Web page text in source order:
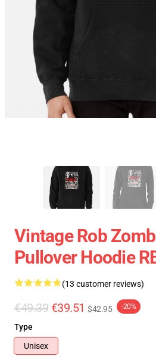
Vintage Rob
Pullover Hoodie
(13 customer reviews)
€49.39 €39.51 $42.95 -20%
Type
Unisex